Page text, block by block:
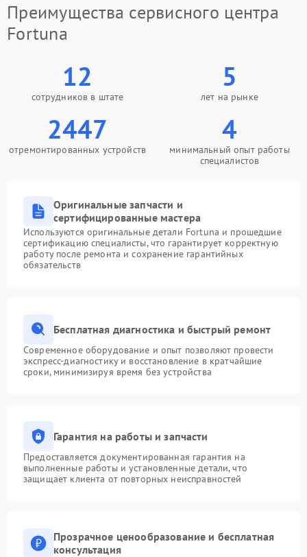
Преимущества сервисного центра
Fortuna
12
сотрудников в штате
5
лет на рынке
2447
отремонтированных устройств
4
минимальный опыт работы
специалистов
Оригинальные запчасти и
сертифицированные мастера
Используются оригинальные детали Fortuna и прошедшие
сертификацию специалисты, что гарантирует корректную
работу после ремонта и сохранение гарантийных
обязательств
Бесплатная диагностика и быстрый ремонт
Современное оборудование и опыт позволяют провести
экспресс-диагностику и восстановление в кратчайшие
сроки, минимизируя время без устройства
Гарантия на работы и запчасти
Предоставляется документированная гарантия на
выполненные работы и установленные детали, что
защищает клиента от повторных неисправностей
Прозрачное ценообразование и бесплатная
консультация